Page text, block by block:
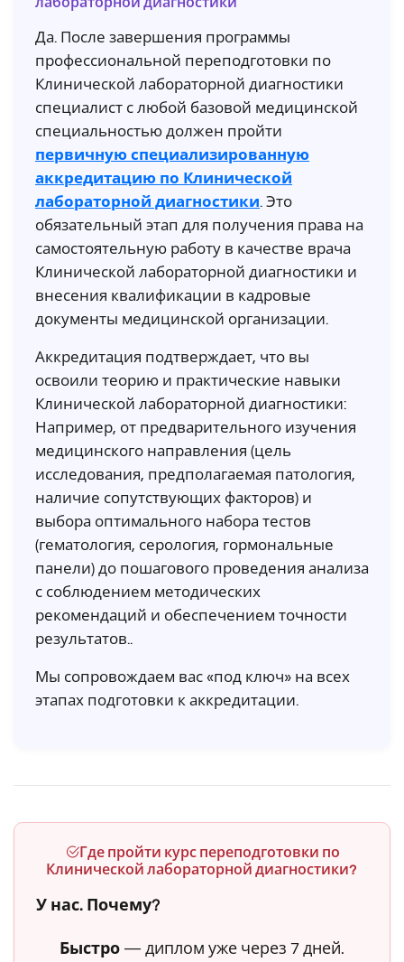
Да. После завершения программы
профессиональной переподготовки по
Клинической лабораторной диагностики
специалист с любой базовой медицинской
специальностью должен пройти
первичную специализированную
аккредитацию по Клинической
лабораторной диагностики. Это
обязательный этап для получения права на
самостоятельную работу в качестве врача
Клинической лабораторной диагностики и
внесения квалификации в кадровые
документы медицинской организации.
Аккредитация подтверждает, что вы
освоили теорию и практические навыки
Клинической лабораторной диагностики:
Например, от предварительного изучения
медицинского направления (цель
исследования, предполагаемая патология,
наличие сопутствующих факторов) и
выбора оптимального набора тестов
(гематология, серология, гормональные
панели) до пошагового проведения анализа
с соблюдением методических
рекомендаций и обеспечением точности
результатов..
Мы сопровождаем вас «под ключ» на всех
этапах подготовки к аккредитации.
Где пройти курс переподготовки по
Клинической лабораторной диагностики?
У нас. Почему?
Быстро — диплом уже через 7 дней.